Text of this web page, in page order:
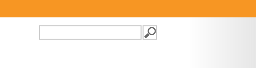
FORMULAIRE DE